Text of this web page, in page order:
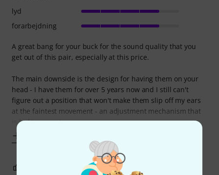
A great bang for your buck for the sound quality that you
get out of this pair, especially at this price.
The main downside is the design for having them on your
head - I have them for over 5 years now and I still can't
figure out a position that won't make them slip off my ears
at the faintest movement - an adjustment mechanism that
is locking or extra
lyd
forarbejdning
ANMELD BEDØMMELSE